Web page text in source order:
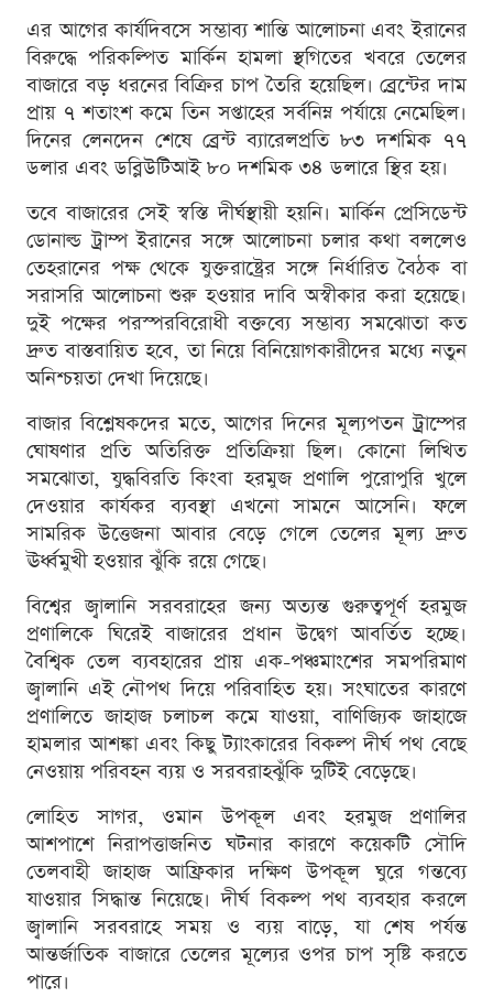
এর আগের কার্যদিবসে সম্ভাব্য শান্তি আলোচনা এবং ইরানের
বিরুদ্ধে পরিকল্পিত মার্কিন হামলা স্থগিতের খবরে তেলের
বাজারে বড় ধরনের বিক্রির চাপ তৈরি হয়েছিল। ব্রেন্টের দাম
প্রায় ৭ শতাংশ কমে তিন সপ্তাহের সর্বনিম্ন পর্যায়ে নেমেছিল।
দিনের লেনদেন শেষে ব্রেন্ট ব্যারেলপ্রতি ৮৩ দশমিক ৭৭
ডলার এবং ডব্লিউটিআই ৮০ দশমিক ৩৪ ডলারে স্থির হয়।
তবে বাজারের সেই স্বস্তি দীর্ঘস্থায়ী হয়নি। মার্কিন প্রেসিডেন্ট
ডোনাল্ড ট্রাম্প ইরানের সঙ্গে আলোচনা চলার কথা বললেও
তেহরানের পক্ষ থেকে যুক্তরাষ্ট্রের সঙ্গে নির্ধারিত বৈঠক বা
সরাসরি আলোচনা শুরু হওয়ার দাবি অস্বীকার করা হয়েছে।
দুই পক্ষের পরস্পরবিরোধী বক্তব্যে সম্ভাব্য সমঝোতা কত
দ্রুত বাস্তবায়িত হবে, তা নিয়ে বিনিয়োগকারীদের মধ্যে নতুন
অনিশ্চয়তা দেখা দিয়েছে।
বাজার বিশ্লেষকদের মতে, আগের দিনের মূল্যপতন ট্রাম্পের
ঘোষণার প্রতি অতিরিক্ত প্রতিক্রিয়া ছিল। কোনো লিখিত
সমঝোতা, যুদ্ধবিরতি কিংবা হরমুজ প্রণালি পুরোপুরি খুলে
দেওয়ার কার্যকর ব্যবস্থা এখনো সামনে আসেনি। ফলে
সামরিক উত্তেজনা আবার বেড়ে গেলে তেলের মূল্য দ্রুত
ঊর্ধ্বমুখী হওয়ার ঝুঁকি রয়ে গেছে।
বিশ্বের জ্বালানি সরবরাহের জন্য অত্যন্ত গুরুত্বপূর্ণ হরমুজ
প্রণালিকে ঘিরেই বাজারের প্রধান উদ্বেগ আবর্তিত হচ্ছে।
বৈশ্বিক তেল ব্যবহারের প্রায় এক-পঞ্চমাংশের সমপরিমাণ
জ্বালানি এই নৌপথ দিয়ে পরিবাহিত হয়। সংঘাতের কারণে
প্রণালিতে জাহাজ চলাচল কমে যাওয়া, বাণিজ্যিক জাহাজে
হামলার আশঙ্কা এবং কিছু ট্যাংকারের বিকল্প দীর্ঘ পথ বেছে
নেওয়ায় পরিবহন ব্যয় ও সরবরাহঝুঁকি দুটিই বেড়েছে।
লোহিত সাগর, ওমান উপকূল এবং হরমুজ প্রণালির
আশপাশে নিরাপত্তাজনিত ঘটনার কারণে কয়েকটি সৌদি
তেলবাহী জাহাজ আফ্রিকার দক্ষিণ উপকূল ঘুরে গন্তব্যে
যাওয়ার সিদ্ধান্ত নিয়েছে। দীর্ঘ বিকল্প পথ ব্যবহার করলে
জ্বালানি সরবরাহে সময় ও ব্যয় বাড়ে, যা শেষ পর্যন্ত
আন্তর্জাতিক বাজারে তেলের মূল্যের ওপর চাপ সৃষ্টি করতে
পারে।